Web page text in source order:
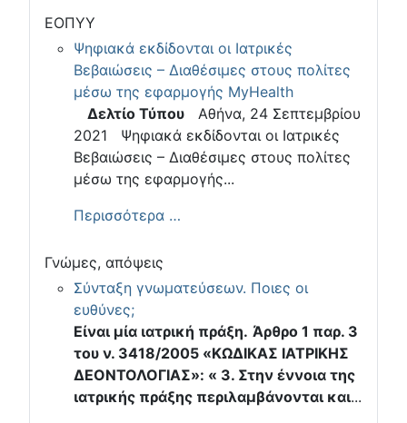
ΕΟΠΥΥ
Ψηφιακά εκδίδονται οι Ιατρικές
Βεβαιώσεις – Διαθέσιμες στους πολίτες
μέσω της εφαρμογής MyHealth
Δελτίο Τύπου Αθήνα, 24 Σεπτεμβρίου
2021 Ψηφιακά εκδίδονται οι Ιατρικές
Βεβαιώσεις – Διαθέσιμες στους πολίτες
μέσω της εφαρμογής...
Περισσότερα …
Γνώμες, απόψεις
Σύνταξη γνωματεύσεων. Ποιες οι
ευθύνες;
Είναι μία ιατρική πράξη. Άρθρο 1 παρ. 3
του ν. 3418/2005 «ΚΩΔΙΚΑΣ ΙΑΤΡΙΚΗΣ
ΔΕΟΝΤΟΛΟΓΙΑΣ»: « 3. Στην έννοια της
ιατρικής πράξης περιλαμβάνονται και...